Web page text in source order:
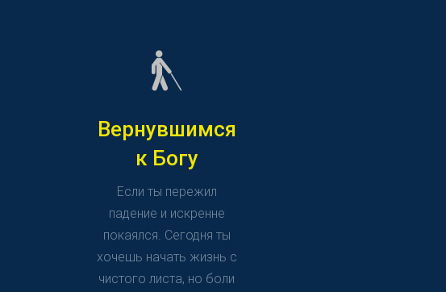
Вернувшимся
к Богу
Если ты пережил
падение и искренне
покаялся. Сегодня ты
хочешь начать жизнь с
чистого листа, но боли